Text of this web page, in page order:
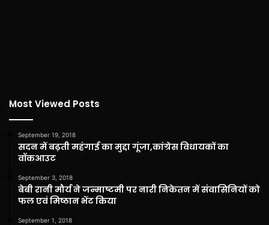
Most Viewed Posts
September 19, 2018
सदन में बढ़ती महंगाई का मुद्दा गूंजा,कांग्रेस विधायकों का
वॉकआउट
September 3, 2018
बेबी रानी मौर्य ने जन्माष्टमी पर नारी निकेतन में संवासिनियों को
फल एवं मिष्ठान भेंट किया
September 1, 2018